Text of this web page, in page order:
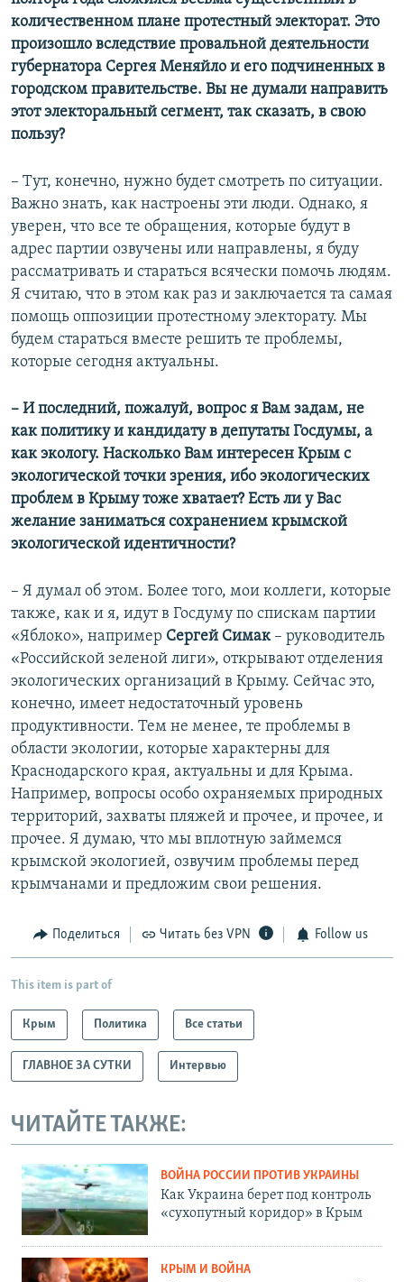
количественном плане протестный электорат. Это
произошло вследствие провальной деятельности
губернатора Сергея Меняйло и его подчиненных в
городском правительстве. Вы не думали направить
этот электоральный сегмент, так сказать, в свою
пользу?
– Тут, конечно, нужно будет смотреть по ситуации.
Важно знать, как настроены эти люди. Однако, я
уверен, что все те обращения, которые будут в
адрес партии озвучены или направлены, я буду
рассматривать и стараться всячески помочь людям.
Я считаю, что в этом как раз и заключается та самая
помощь оппозиции протестному электорату. Мы
будем стараться вместе решить те проблемы,
которые сегодня актуальны.
– И последний, пожалуй, вопрос я Вам задам, не
как политику и кандидату в депутаты Госдумы, а
как экологу. Насколько Вам интересен Крым с
экологической точки зрения, ибо экологических
проблем в Крыму тоже хватает? Есть ли у Вас
желание заниматься сохранением крымской
экологической идентичности?
– Я думал об этом. Более того, мои коллеги, которые
также, как и я, идут в Госдуму по спискам партии
«Яблоко», например Сергей Симак– руководитель
«Российской зеленой лиги», открывают отделения
экологических организаций в Крыму. Сейчас это,
конечно, имеет недостаточный уровень
продуктивности. Тем не менее, те проблемы в
области экологии, которые характерны для
Краснодарского края, актуальны и для Крыма.
Например, вопросы особо охраняемых природных
территорий, захваты пляжей и прочее, и прочее, и
прочее. Я думаю, что мы вплотную займемся
крымской экологией, озвучим проблемы перед
крымчанами и предложим свои решения.
Поделиться Читать без VPN Follow us
This item is part of
Крым Политика Все статьи
ГЛАВНОЕ ЗА СУТКИ Интервью
ЧИТАЙТЕ ТАКЖЕ:
ВОЙНА РОССИИ ПРОТИВ УКРАИНЫ
Как Украина берет под контроль
«сухопутный коридор» в Крым
КРЫМ И ВОЙНА